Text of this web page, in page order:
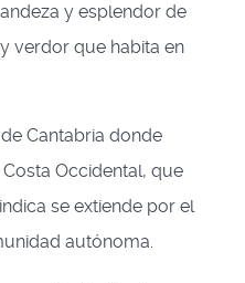
y esplendor de
verdor que habita en
Cantabria donde
Occidental, que
se extiende por el
autónoma.